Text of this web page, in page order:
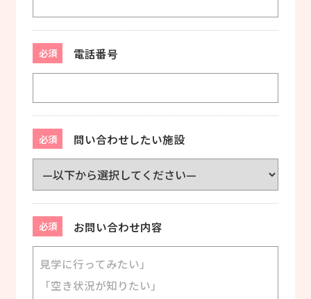
必須 電話番号
必須 問い合わせしたい施設
必須 お問い合わせ内容